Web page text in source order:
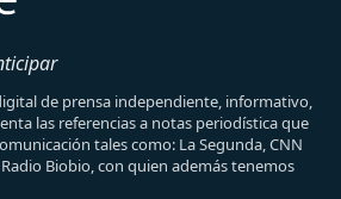
de prensa independiente, informativo,
las referencias a notas periodística que
tales como: La Segunda, CNN
Radio Biobio, con quien además tenemos